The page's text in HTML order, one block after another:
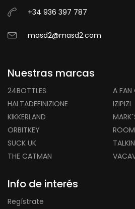
+34 936 397 787
masd2@masd2.com
Nuestras marcas
24BOTTLES
A FAN
HALTADEFINIZIONE
IZIPIZI
KIKKERLAND
ORBITKEY
SUCK UK
THE CATMAN
Info de interés
Regístrate